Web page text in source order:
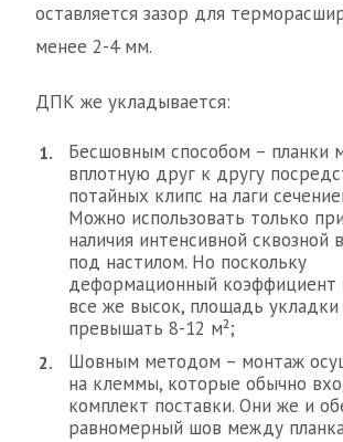
оставляется зазор для
менее 2-4 мм.
ДПК же укладывается:
Бесшовным способом – планки
вплотную друг к другу
потайных клипс на лаги
Можно использовать только
наличия интенсивной сквозной
под настилом. Но поскольку
деформационный коэффициент
все же высок, площадь
превышать 8-12 м²;
Шовным методом – монтаж
на клеммы, которые обычно
комплект поставки. Они же и
равномерный шов между